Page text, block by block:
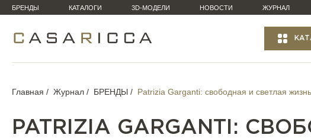
БРЕНДЫ КАТАЛОГИ 3D-МОДЕЛИ НОВОСТИ ЖУРНАЛ
Главная Журнал БРЕНДЫ Patrizia Garganti: свободная и светлая жизнь
PATRIZIA GARGANTI: